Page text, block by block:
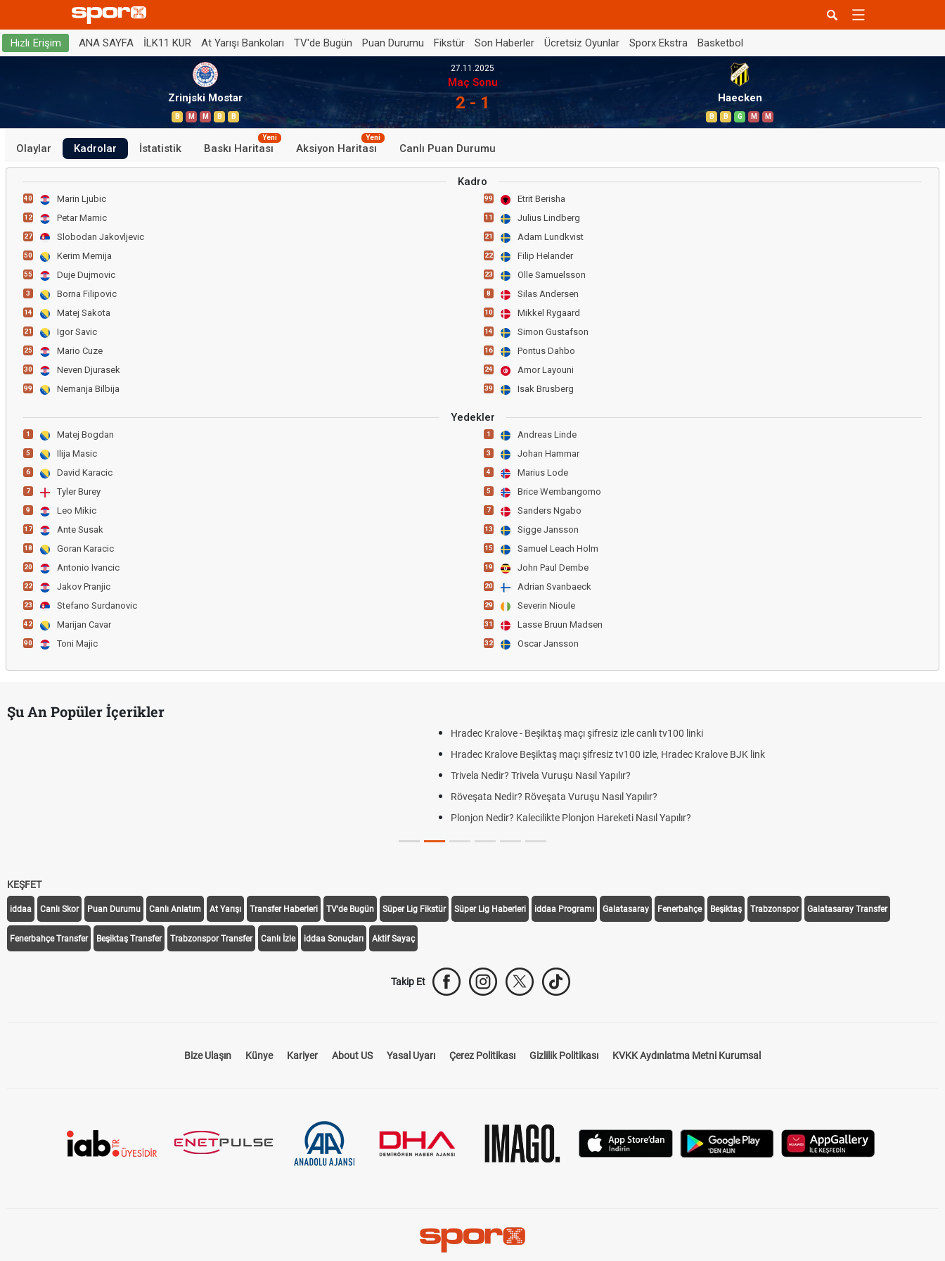
Hızlı Erişim ANA SAYFA İLK11 KUR At Yarışı Bankoları TV'de Bugün Puan Durumu Fikstür Son Haberler Ücretsiz Oyunlar Sporx Ekstra Basketbol
Zrinjski Mostar
B M M B B
27.11.2025
Maç Sonu
2 - 1 Haecken
B B G M M
Olaylar Kadrolar İstatistik Baskı Haritası
Yeni
Aksiyon Haritası
Yeni
Canlı Puan Durumu
Kadro
40 Marin Ljubic
12 Petar Mamic
27 Slobodan Jakovljevic
50 Kerim Memija
55 Duje Dujmovic
3 Borna Filipovic
14 Matej Sakota
21 Igor Savic
25 Mario Cuze
30 Neven Djurasek
99 Nemanja Bilbija
99 Etrit Berisha
11 Julius Lindberg
21 Adam Lundkvist
22 Filip Helander
23 Olle Samuelsson
8 Silas Andersen
10 Mikkel Rygaard
14 Simon Gustafson
16 Pontus Dahbo
24 Amor Layouni
39 Isak Brusberg
Yedekler
1 Matej Bogdan
5 Ilija Masic
6 David Karacic
7 Tyler Burey
9 Leo Mikic
17 Ante Susak
18 Goran Karacic
20 Antonio Ivancic
22 Jakov Pranjic
23 Stefano Surdanovic
42 Marijan Cavar
90 Toni Majic
1 Andreas Linde
3 Johan Hammar
4 Marius Lode
5 Brice Wembangomo
7 Sanders Ngabo
13 Sigge Jansson
15 Samuel Leach Holm
19 John Paul Dembe
20 Adrian Svanbaeck
29 Severin Nioule
31 Lasse Bruun Madsen
32 Oscar Jansson
Şu An Popüler İçerikler
KEŞFET
iddaa Canlı Skor Puan Durumu Canlı Anlatım At Yarışı Transfer Haberleri TV'de Bugün Süper Lig Fikstür Süper Lig Haberleri iddaa Programı Galatasaray Fenerbahçe Beşiktaş Trabzonspor Galatasaray Transfer
Fenerbahçe Transfer Beşiktaş Transfer Trabzonspor Transfer Canlı İzle iddaa Sonuçları Aktif Sayaç
Takip Et
Bize Ulaşın Künye Kariyer About US Yasal Uyarı Çerez Politikası Gizlilik Politikası KVKK Aydınlatma Metni Kurumsal